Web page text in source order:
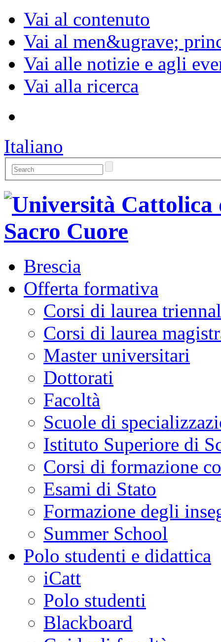
Vai al contenuto
Vai al men&ugrave;
Vai alle notizie e agli
Vai alla ricerca
Italiano
Brescia
Offerta formativa
Corsi di laurea
Corsi di laurea
Master universitari
Dottorati
Facoltà
Scuole di
Istituto Superiore di
Corsi di formazione
Esami di Stato
Formazione degli
Summer School
Polo studenti e didattica
iCatt
Polo studenti
Blackboard